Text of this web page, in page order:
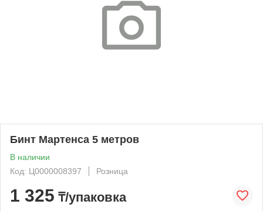
Бинт Мартенса 5 метров
В наличии
Код: Ц0000008397
Розница
1 325 ₸/упаковка